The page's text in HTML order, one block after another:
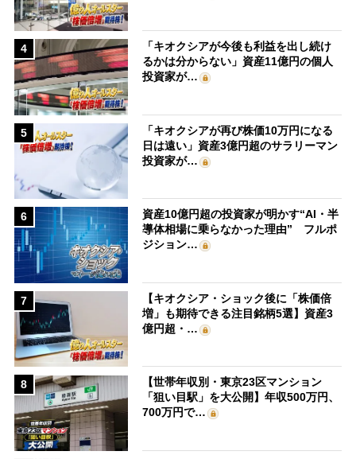
4
「キオクシアが今後も利益を出し続け
るかは分からない」資産11億円の個人
投資家が…
5
「キオクシアが再び株価10万円になる
日は遠い」資産3億円超のサラリーマン
投資家が…
6
資産10億円超の投資家が明かす“AI・半
導体相場に乗らなかった理由” フルポ
ジション…
7
【キオクシア・ショック後に「株価倍
増」も期待できる注目銘柄5選】資産3
億円超・…
8
【世帯年収別・東京23区マンション
「狙い目駅」を大公開】年収500万円、
700万円で…